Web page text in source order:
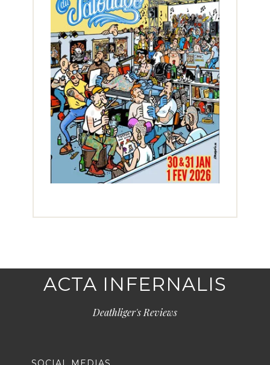
ACTA INFERNALIS
Deathliger's Reviews